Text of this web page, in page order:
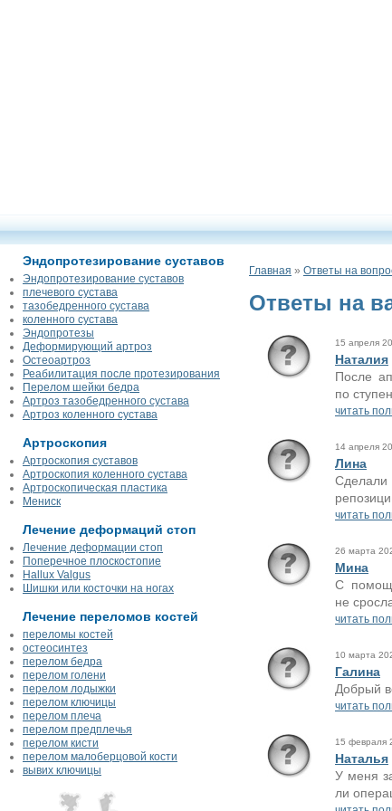
Эндопротезирование суставов
Эндопротезирование суставов
плечевого сустава
тазобедренного сустава
коленного сустава
Эндопротезы
Деформирующий артроз
Остеоартроз
Реабилитация после протезирования
Перелом шейки бедра
Артроз тазобедренного сустава
Артроз коленного сустава
Артроскопия
Артроскопия суставов
Артроскопия коленного сустава
Артроскопическая пластика
Мениск
Лечение деформаций стоп
Лечение деформации стоп
Поперечное плоскостопие
Hallux Valgus
Шишки или косточки на ногах
Лечение переломов костей
переломы костей
остеосинтез
перелом бедра
перелом голени
перелом лодыжки
перелом ключицы
перелом плеча
перелом предплечья
перелом кисти
перелом малоберцовой кости
вывих ключицы
Главная » Ответы на
Ответы на
15 апреля
Наталия
После
по
читать
14 апреля
Лина
Сделали
читать
26 марта
Мина
С
не
читать
10 марта
Галина
Добрый
читать
15 февраля
Наталья
У меня
ли